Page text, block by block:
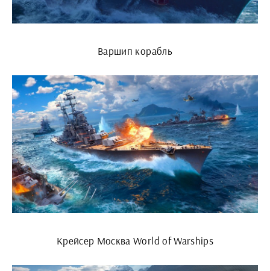
Варшип корабль
Крейсер Москва World of Warships